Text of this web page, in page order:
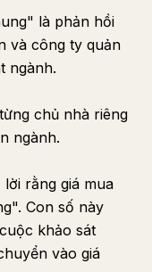
là phản hồi
và công ty quản
ngành.
chủ nhà riêng
ngành.
lời rằng giá mua
Con số này
khảo sát
vào giá